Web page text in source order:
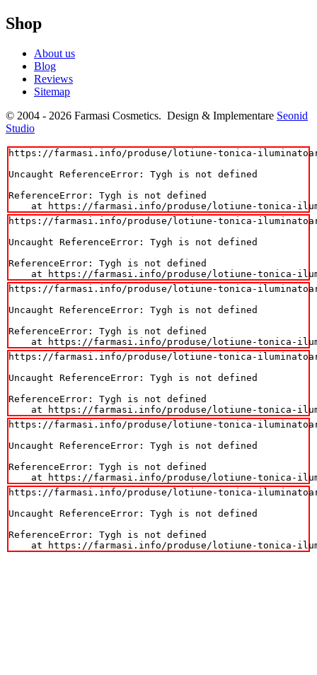
Shop
About us
Blog
Reviews
Sitemap
© 2004 - 2026 Farmasi Cosmetics. Design & Implementare Seonid
Studio
https://farmasi.info/produse/lotiune-tonica-
Uncaught ReferenceError: Tygh is not defined
ReferenceError: Tygh is not defined
at https://farmasi.info/produse/lotiune-tonica-
https://farmasi.info/produse/lotiune-tonica-
Uncaught ReferenceError: Tygh is not defined
ReferenceError: Tygh is not defined
at https://farmasi.info/produse/lotiune-tonica-
https://farmasi.info/produse/lotiune-tonica-
Uncaught ReferenceError: Tygh is not defined
ReferenceError: Tygh is not defined
at https://farmasi.info/produse/lotiune-tonica-
https://farmasi.info/produse/lotiune-tonica-
Uncaught ReferenceError: Tygh is not defined
ReferenceError: Tygh is not defined
at https://farmasi.info/produse/lotiune-tonica-
https://farmasi.info/produse/lotiune-tonica-
Uncaught ReferenceError: Tygh is not defined
ReferenceError: Tygh is not defined
at https://farmasi.info/produse/lotiune-tonica-
https://farmasi.info/produse/lotiune-tonica-
Uncaught ReferenceError: Tygh is not defined
ReferenceError: Tygh is not defined
at https://farmasi.info/produse/lotiune-tonica-